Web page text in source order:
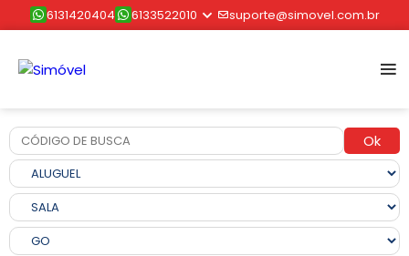
6131420404 6133522010 suporte@simovel.com.br
Ok